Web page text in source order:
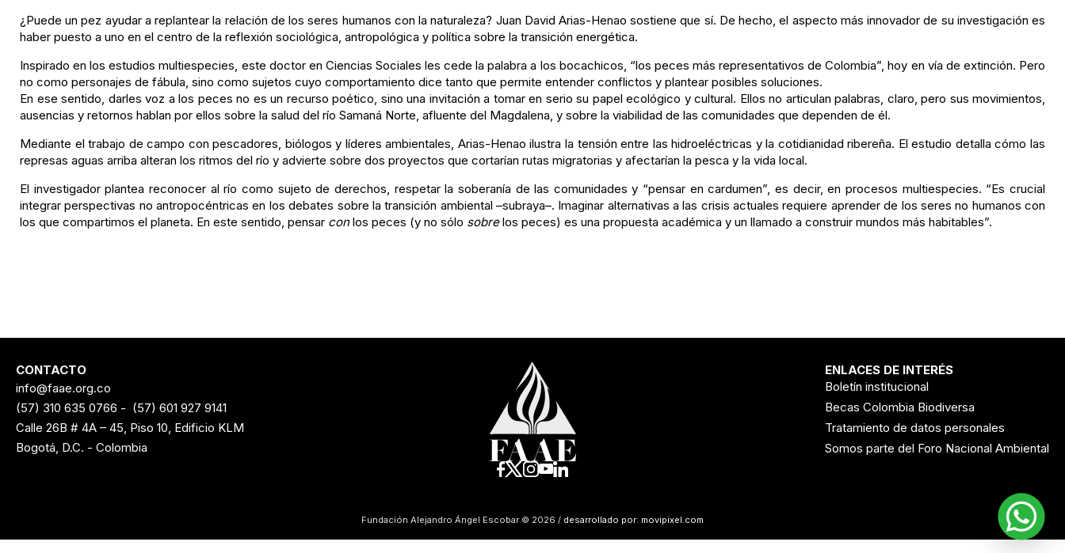
¿Puede un pez ayudar a replantear la relación de los seres humanos con la naturaleza? Juan David Arias-Henao sostiene que sí. De hecho, el aspecto más innovador de su investigación es
haber puesto a uno en el centro de la reflexión sociológica, antropológica y política sobre la transición energética.
Inspirado en los estudios multiespecies, este doctor en Ciencias Sociales les cede la palabra a los bocachicos, “los peces más representativos de Colombia”, hoy en vía de extinción. Pero
no como personajes de fábula, sino como sujetos cuyo comportamiento dice tanto que permite entender conflictos y plantear posibles soluciones.
En ese sentido, darles voz a los peces no es un recurso poético, sino una invitación a tomar en serio su papel ecológico y cultural. Ellos no articulan palabras, claro, pero sus movimientos,
ausencias y retornos hablan por ellos sobre la salud del río Samaná Norte, afluente del Magdalena, y sobre la viabilidad de las comunidades que dependen de él.
Mediante el trabajo de campo con pescadores, biólogos y líderes ambientales, Arias-Henao ilustra la tensión entre las hidroeléctricas y la cotidianidad ribereña. El estudio detalla cómo las
represas aguas arriba alteran los ritmos del río y advierte sobre dos proyectos que cortarían rutas migratorias y afectarían la pesca y la vida local.
El investigador plantea reconocer al río como sujeto de derechos, respetar la soberanía de las comunidades y “pensar en cardumen”, es decir, en procesos multiespecies. “Es crucial
integrar perspectivas no antropocéntricas en los debates sobre la transición ambiental –subraya–. Imaginar alternativas a las crisis actuales requiere aprender de los seres no humanos con
los que compartimos el planeta. En este sentido, pensar conlos peces (y no sólo sobrelos peces) es una propuesta académica y un llamado a construir mundos más habitables”.
CONTACTO
info@faae.org.co
(57) 310 635 0766 - (57) 601 927 9141
Calle 26B # 4A – 45, Piso 10, Edificio KLM
Bogotá, D.C. - Colombia
ENLACES DE INTERÉS
Boletín institucional
Becas Colombia Biodiversa
Tratamiento de datos personales
Somos parte del Foro Nacional Ambiental
Fundación Alejandro Ángel Escobar © 2026 / desarrollado por: movipixel.com